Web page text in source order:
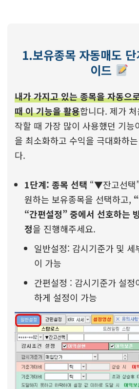
1.보유종목 자동매도
이드
내가 가지고 있는 종목을 자동으
때 이 기능을 활용합니다. 제가
작할 때 가장 많이 사용했던 기능
을 최소화하고 수익을 극대화하
다.
1단계: 종목 선택 “▼잔고선택
원하는 보유종목을 선택하고,
“간편설정” 중에서 선호하는
정을 진행해주세요.
일반설정: 감시기준가 및 세
이 가능
간편설정 : 감시기준가 설정
하게 설정이 가능